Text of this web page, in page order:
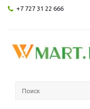
+7 727 31 22 666